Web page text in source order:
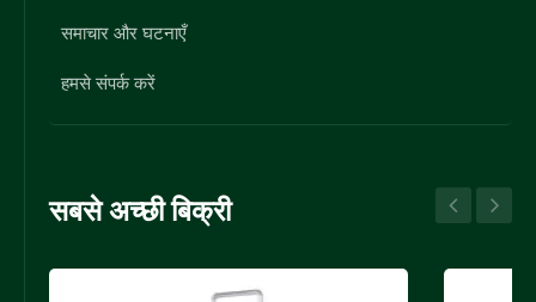
समाचार और घटनाएँ
हमसे संपर्क करें
सबसे अच्छी बिक्री